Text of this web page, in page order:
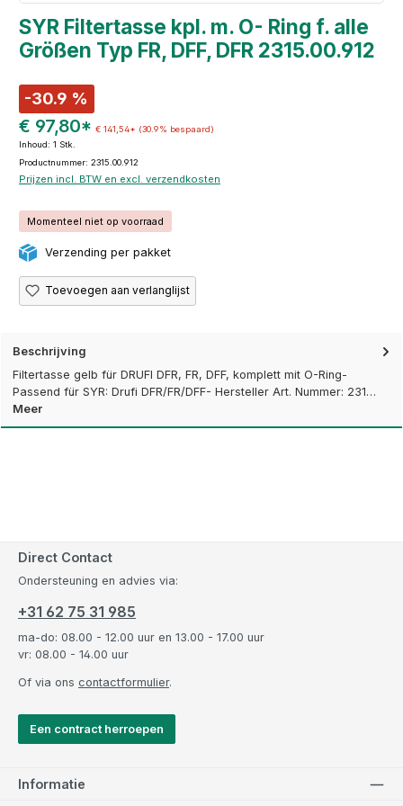
SYR Filtertasse kpl. m. O- Ring f. alle
Größen Typ FR, DFF, DFR 2315.00.912
-30.9 %
€ 97,80* € 141,54* (30.9% bespaard)
Inhoud: 1 Stk.
Productnummer: 2315.00.912
Prijzen incl. BTW en excl. verzendkosten
Momenteel niet op voorraad
Verzending per pakket
Toevoegen aan verlanglijst
Beschrijving
Filtertasse gelb für DRUFI DFR, FR, DFF, komplett mit O-Ring-
Passend für SYR: Drufi DFR/FR/DFF- Hersteller Art. Nummer: 231…
Meer
Direct Contact
Ondersteuning en advies via:
+31 62 75 31 985
ma-do: 08.00 - 12.00 uur en 13.00 - 17.00 uur
vr: 08.00 - 14.00 uur
Of via ons contactformulier.
Een contract herroepen
Informatie